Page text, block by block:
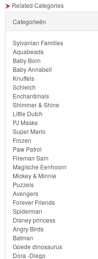
dekbedovertrek
lamp
Feestartikelen
Divers
Megabloks
Monster
High
My
Little
Pony
Finding
Dory
Planes
Related Categories
Categorieën
Sylvanian Families
Aquabeads
Baby Born
Baby Annabell
Knuffels
Schleich
Enchantimals
Shimmer & Shine
Little Dutch
PJ Masks
Super Mario
Frozen
Paw Patrol
Fireman Sam
Magische Eenhoorn
Mickey & Minnie
Puzzels
Avengers
Forever Friends
Spiderman
Disney princess
Angry Birds
Batman
Goede dinosaurus
Dora -Diego